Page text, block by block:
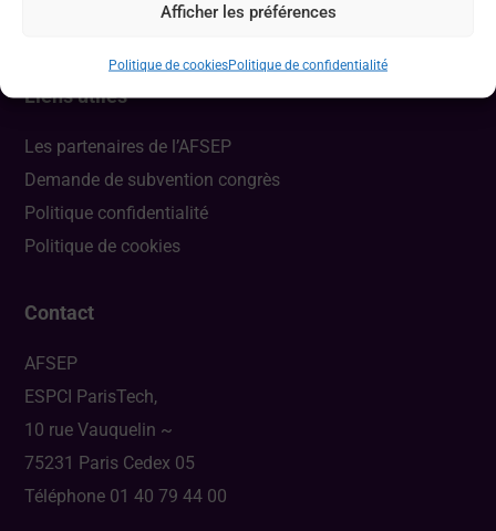
Afficher les préférences
Politique de cookiesPolitique de confidentialité
Liens utiles
Les partenaires de l’AFSEP
Demande de subvention congrès
Politique confidentialité
Politique de cookies
Contact
AFSEP
ESPCI ParisTech,
10 rue Vauquelin ~
75231 Paris Cedex 05
Téléphone 01 40 79 44 00